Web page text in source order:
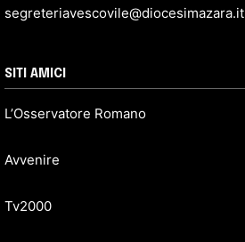
segreteriavescovile@diocesimazara.it
SITI AMICI
L’Osservatore Romano
Avvenire
Tv2000